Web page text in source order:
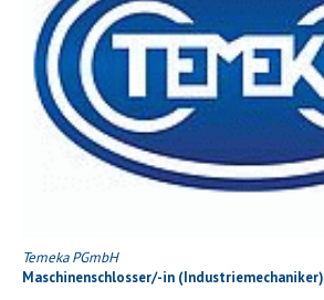
Temeka PGmbH
Maschinenschlosser/-in (Industriemechaniker)